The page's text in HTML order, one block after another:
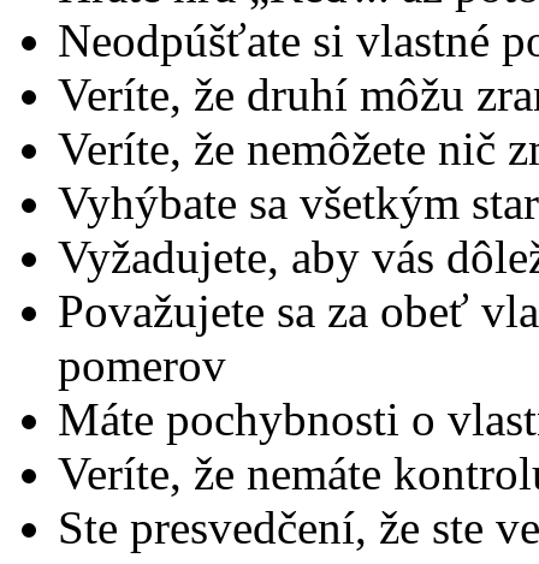
Neodpúšťate si vlastné
Veríte, že druhí môžu
Veríte, že nemôžete nič
Vyhýbate sa všetkým
Vyžadujete, aby vás
Považujete sa za obeť
pomerov
Máte pochybnosti o
Veríte, že nemáte
Ste presvedčení, že ste